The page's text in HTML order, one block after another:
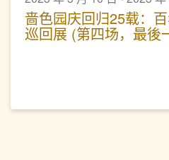
啬色园庆回归25载：
巡回展 (第四场，最後